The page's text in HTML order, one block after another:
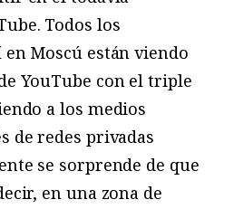
Todos los
Moscú están viendo
YouTube con el triple
a los medios
de redes privadas
se sorprende de que
en una zona de